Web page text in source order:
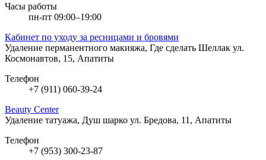
Часы работы
пн-пт 09:00–19:00
Кабинет по уходу за ресницами и бровями
Удаление перманентного макияжа, Где сделать Шеллак ул.
Космонавтов, 15, Апатиты
Телефон
+7 (911) 060-39-24
Beauty Center
Удаление татуажа, Душ шарко ул. Бредова, 11, Апатиты
Телефон
+7 (953) 300-23-87